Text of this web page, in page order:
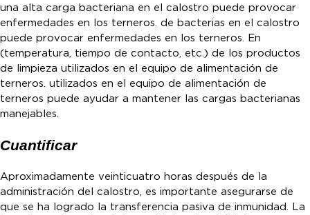
una alta carga bacteriana en el calostro puede provocar
enfermedades en los terneros. de bacterias en el calostro
puede provocar enfermedades en los terneros. En
(temperatura, tiempo de contacto, etc.) de los productos
de limpieza utilizados en el equipo de alimentación de
terneros. utilizados en el equipo de alimentación de
terneros puede ayudar a mantener las cargas bacterianas
manejables.
Cuantificar
Aproximadamente veinticuatro horas después de la
administración del calostro, es importante asegurarse de
que se ha logrado la transferencia pasiva de inmunidad. La